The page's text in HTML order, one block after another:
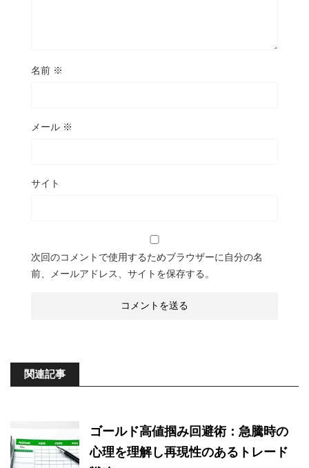
名前 ※
メール ※
サイト
次回のコメントで使用するためブラウザーに自分の名
前、メールアドレス、サイトを保存する。
関連記事
ゴールド高値掴み回避術：急騰時の
心理を理解し再現性のあるトレード